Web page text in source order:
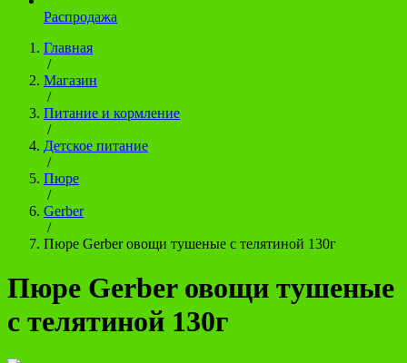
Распродажа
Главная
/
Магазин
/
Питание и кормление
/
Детское питание
/
Пюре
/
Gerber
/
Пюре Gerber овощи тушеные с телятиной 130г
Пюре Gerber овощи тушеные
с телятиной 130г